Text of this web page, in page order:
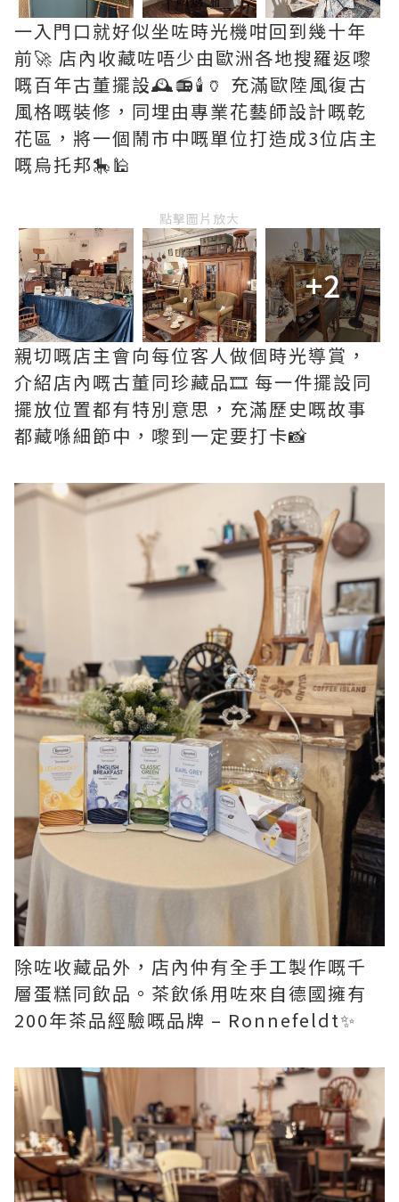
一入門口就好似坐咗時光機咁回到幾十年
前🚀 店內收藏咗唔少由歐洲各地搜羅返嚟
嘅百年古董擺設🕰📻🕯🏺 充滿歐陸風復古
風格嘅裝修，同埋由專業花藝師設計嘅乾
花區，將一個鬧市中嘅單位打造成3位店主
嘅烏托邦🎠🕌
點擊圖片放大
+2
親切嘅店主會向每位客人做個時光導賞，
介紹店內嘅古董同珍藏品🎞 每一件擺設同
擺放位置都有特別意思，充滿歷史嘅故事
都藏喺細節中，嚟到一定要打卡📸
除咗收藏品外，店內仲有全手工製作嘅千
層蛋糕同飲品。茶飲係用咗來自德國擁有
200年茶品經驗嘅品牌 – Ronnefeldt✨